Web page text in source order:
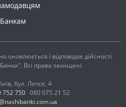
Банкам
оновлюється і відповідає дійсності
Всі права захищені.
бул. Лепсе, 4
752 750 080 075 21 52